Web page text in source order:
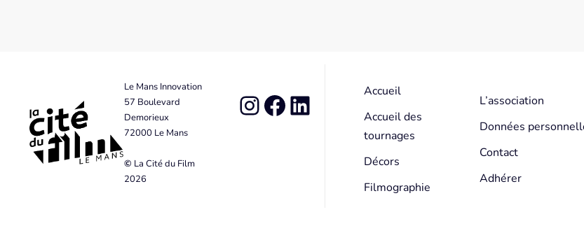
Le Mans Innovation
57 Boulevard
Demorieux
72000 Le Mans
© La Cité du Film
2026
Accueil
Accueil des
tournages
Décors
Filmographie
L’association
Données
Contact
Adhérer